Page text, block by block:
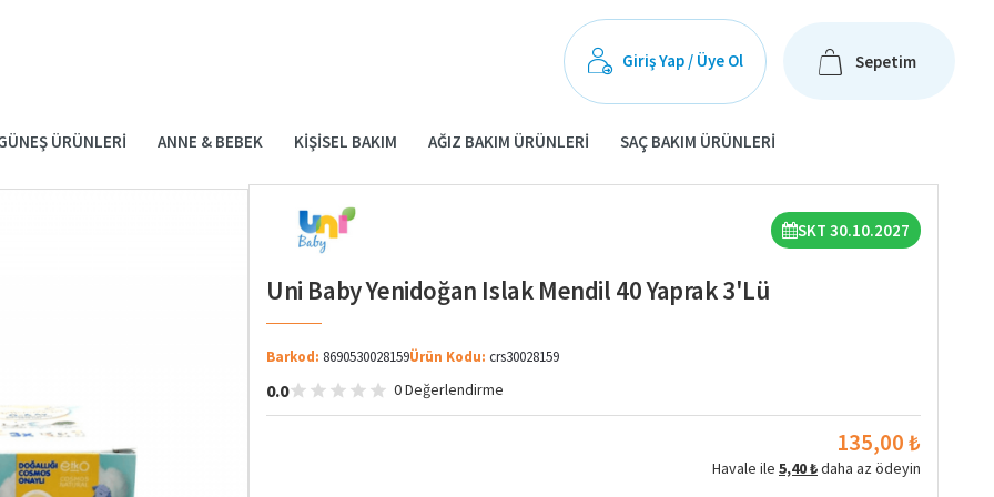
Giriş Yap / Üye Ol Sepetim
ÜRÜNLERI ANNE & BEBEK KIŞISEL BAKIM AĞIZ BAKIM ÜRÜNLERI SAÇ BAKIM ÜRÜNLERI
SKT 30.10.2027
Uni Baby Yenidoğan Islak Mendil 40 Yaprak 3'lü
Barkod: 8690530028159Ürün Kodu: crs30028159
0.0 0 Değerlendirme
135,00 ₺
Havale ile 5,40 ₺daha az ödeyin